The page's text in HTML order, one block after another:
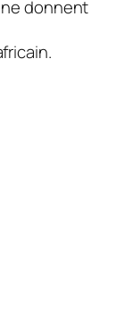
donnent